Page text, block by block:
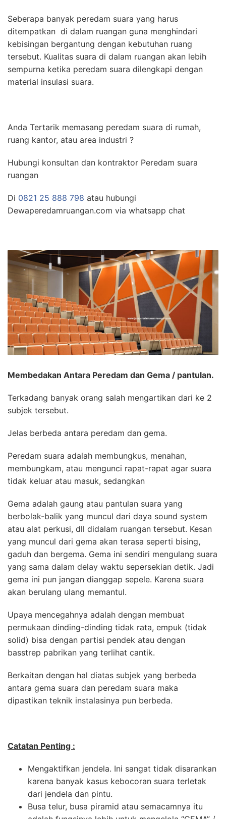
Seberapa banyak peredam suara yang harus
ditempatkan di dalam ruangan guna menghindari
kebisingan bergantung dengan kebutuhan ruang
tersebut. Kualitas suara di dalam ruangan akan lebih
sempurna ketika peredam suara dilengkapi dengan
material insulasi suara.
Anda Tertarik memasang peredam suara di rumah,
ruang kantor, atau area industri ?
Hubungi konsultan dan kontraktor Peredam suara
ruangan
Di 0821 25 888 798 atau hubungi
Dewaperedamruangan.com via whatsapp chat
Membedakan Antara Peredam dan Gema / pantulan.
Terkadang banyak orang salah mengartikan dari ke 2
subjek tersebut.
Jelas berbeda antara peredam dan gema.
Peredam suara adalah membungkus, menahan,
membungkam, atau mengunci rapat-rapat agar suara
tidak keluar atau masuk, sedangkan
Gema adalah gaung atau pantulan suara yang
berbolak-balik yang muncul dari daya sound system
atau alat perkusi, dll didalam ruangan tersebut. Kesan
yang muncul dari gema akan terasa seperti bising,
gaduh dan bergema. Gema ini sendiri mengulang suara
yang sama dalam delay waktu sepersekian detik. Jadi
gema ini pun jangan dianggap sepele. Karena suara
akan berulang ulang memantul.
Upaya mencegahnya adalah dengan membuat
permukaan dinding-dinding tidak rata, empuk (tidak
solid) bisa dengan partisi pendek atau dengan
basstrep pabrikan yang terlihat cantik.
Berkaitan dengan hal diatas subjek yang berbeda
antara gema suara dan peredam suara maka
dipastikan teknik instalasinya pun berbeda.
Catatan Penting :
Mengaktifkan jendela. Ini sangat tidak disarankan
karena banyak kasus kebocoran suara terletak
dari jendela dan pintu.
Busa telur, busa piramid atau semacamnya itu